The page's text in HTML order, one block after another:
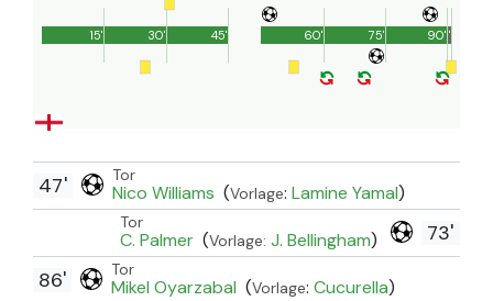
45'
15' 30' 90'
60' 75' 1'
Tor
Nico Williams (Vorlage: Lamine Yamal)
47'
73'
Tor
C. Palmer (Vorlage: J. Bellingham)
Tor
Mikel Oyarzabal (Vorlage: Cucurella)
86'